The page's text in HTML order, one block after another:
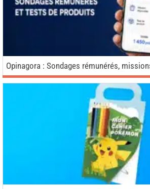
Opinagora : Sondages rémunérés,